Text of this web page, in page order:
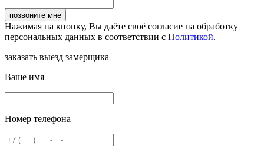
Нажимая на кнопку, Вы даёте своё согласие на обработку
персональных данных в соответствии с Политикой.
заказать выезд замерщика
Ваше имя
Номер телефона